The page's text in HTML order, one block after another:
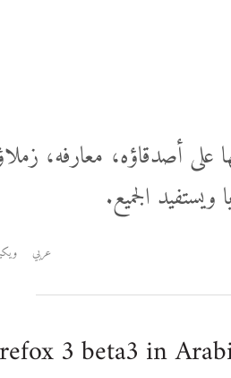
أصدقاؤه، معارفه،
الجميع.
عربي
3 beta3 in